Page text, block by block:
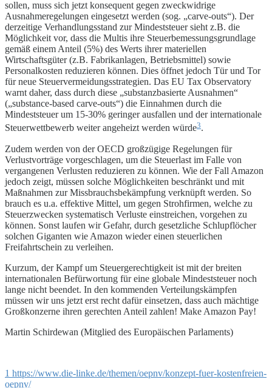
sollen, muss sich jetzt konsequent gegen zweckwidrige
Ausnahmeregelungen eingesetzt werden (sog. „carve-outs“). Der
derzeitige Verhandlungsstand zur Mindeststeuer sieht z.B. die
Möglichkeit vor, dass die Multis ihre Steuerbemessungsgrundlage
gemäß einem Anteil (5%) des Werts ihrer materiellen
Wirtschaftsgüter (z.B. Fabrikanlagen, Betriebsmittel) sowie
Personalkosten reduzieren können. Dies öffnet jedoch Tür und Tor
für neue Steuervermeidungsstrategien. Das EU Tax Observatory
warnt daher, dass durch diese „substanzbasierte Ausnahmen“
(„substance-based carve-outs“) die Einnahmen durch die
Mindeststeuer um 15-30% geringer ausfallen und der internationale
Steuerwettbewerb weiter angeheizt werden würde3.
Zudem werden von der OECD großzügige Regelungen für
Verlustvorträge vorgeschlagen, um die Steuerlast im Falle von
vergangenen Verlusten reduzieren zu können. Wie der Fall Amazon
jedoch zeigt, müssen solche Möglichkeiten beschränkt und mit
Maßnahmen zur Missbrauchsbekämpfung verknüpft werden. So
brauch es u.a. effektive Mittel, um gegen Strohfirmen, welche zu
Steuerzwecken systematisch Verluste einstreichen, vorgehen zu
können. Sonst laufen wir Gefahr, durch gesetzliche Schlupflöcher
solchen Giganten wie Amazon wieder einen steuerlichen
Freifahrtschein zu verleihen.
Kurzum, der Kampf um Steuergerechtigkeit ist mit der breiten
internationalen Befürwortung für eine globale Mindeststeuer noch
lange nicht beendet. In den kommenden Verteilungskämpfen
müssen wir uns jetzt erst recht dafür einsetzen, dass auch mächtige
Großkonzerne ihren gerechten Anteil zahlen! Make Amazon Pay!
Martin Schirdewan (Mitglied des Europäischen Parlaments)
1 https://www.die-linke.de/themen/oepnv/konzept-fuer-kostenfreien-
oepnv/